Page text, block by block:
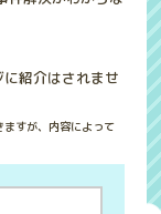
紹介はされませ
すが、内容によって